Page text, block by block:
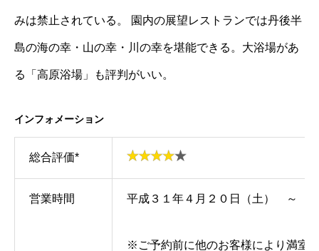
みは禁止されている。 園内の展望レストランでは丹後半
島の海の幸・山の幸・川の幸を堪能できる。大浴場があ
る「高原浴場」も評判がいい。
インフォメーション
総合評価*
営業時間 平成３１年４月２０日（土） ～ 令
※ご予約前に他のお客様により満室